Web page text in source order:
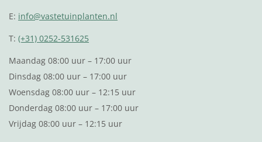
E: info@vastetuinplanten.nl
T:(+31) 0252-531625
Maandag 08:00 uur – 17:00 uur
Dinsdag 08:00 uur – 17:00 uur
Woensdag 08:00 uur – 12:15 uur
Donderdag 08:00 uur – 17:00 uur
Vrijdag 08:00 uur – 12:15 uur